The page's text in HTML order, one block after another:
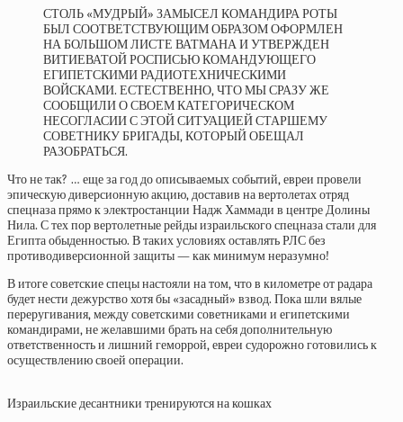
СТОЛЬ «МУДРЫЙ» ЗАМЫСЕЛ КОМАНДИРА РОТЫ
БЫЛ СООТВЕТСТВУЮЩИМ ОБРАЗОМ ОФОРМЛЕН
НА БОЛЬШОМ ЛИСТЕ ВАТМАНА И УТВЕРЖДЕН
ВИТИЕВАТОЙ РОСПИСЬЮ КОМАНДУЮЩЕГО
ЕГИПЕТСКИМИ РАДИОТЕХНИЧЕСКИМИ
ВОЙСКАМИ. ЕСТЕСТВЕННО, ЧТО МЫ СРАЗУ ЖЕ
СООБЩИЛИ О СВОЕМ КАТЕГОРИЧЕСКОМ
НЕСОГЛАСИИ С ЭТОЙ СИТУАЦИЕЙ СТАРШЕМУ
СОВЕТНИКУ БРИГАДЫ, КОТОРЫЙ ОБЕЩАЛ
РАЗОБРАТЬСЯ.
Что не так? … еще за год до описываемых событий, евреи провели
эпическую диверсионную акцию, доставив на вертолетах отряд
спецназа прямо к электростанции Надж Хаммади в центре Долины
Нила. С тех пор вертолетные рейды израильского спецназа стали для
Египта обыденностью. В таких условиях оставлять РЛС без
противодиверсионной защиты — как минимум неразумно!
В итоге советские спецы настояли на том, что в километре от радара
будет нести дежурство хотя бы «засадный» взвод. Пока шли вялые
переругивания, между советскими советниками и египетскими
командирами, не желавшими брать на себя дополнительную
ответственность и лишний геморрой, евреи судорожно готовились к
осуществлению своей операции.
Израильские десантники тренируются на кошках